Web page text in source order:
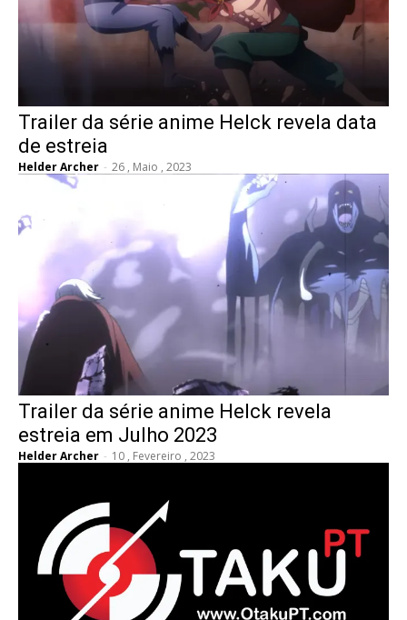
Trailer da série anime Helck revela data
de estreia
Helder Archer - 26 , Maio , 2023
Trailer da série anime Helck revela
estreia em Julho 2023
Helder Archer - 10 , Fevereiro , 2023